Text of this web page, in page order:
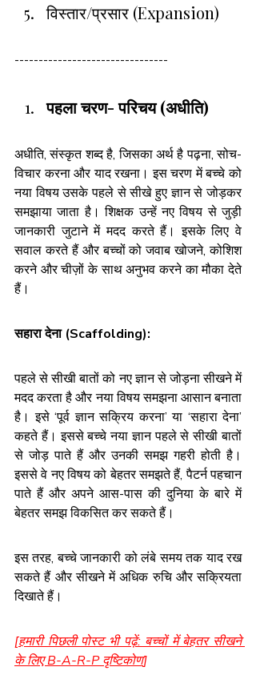
विस्तार/प्रसार (Expansion)
--------------------------------
पहला चरण- परिचय (अधीति)
अधीति, संस्कृत शब्द है, जिसका अर्थ है पढ़ना, सोच-
विचार करना और याद रखना। इस चरण में बच्चे को
नया विषय उसके पहले से सीखे हुए ज्ञान से जोड़कर
समझाया जाता है। शिक्षक उन्हें नए विषय से जुड़ी
जानकारी जुटाने में मदद करते हैं। इसके लिए वे
सवाल करते हैं और बच्चों को जवाब खोजने, कोशिश
करने और चीज़ों के साथ अनुभव करने का मौका देते
हैं।
सहारा देना (Scaffolding):
पहले से सीखी बातों को नए ज्ञान से जोड़ना सीखने में
मदद करता है और नया विषय समझना आसान बनाता
है। इसे ‘पूर्व ज्ञान सक्रिय करना’ या ‘सहारा देना’
कहते हैं। इससे बच्चे नया ज्ञान पहले से सीखी बातों
से जोड़ पाते हैं और उनकी समझ गहरी होती है।
इससे वे नए विषय को बेहतर समझते हैं, पैटर्न पहचान
पाते हैं और अपने आस-पास की दुनिया के बारे में
बेहतर समझ विकसित कर सकते हैं।
इस तरह, बच्चे जानकारी को लंबे समय तक याद रख
सकते हैं और सीखने में अधिक रुचि और सक्रियता
दिखाते हैं।
[हमारी पिछली पोस्ट भी पढ़ें: बच्चों में बेहतर सीखने
के लिए B-A-R-P दृष्टिकोण]